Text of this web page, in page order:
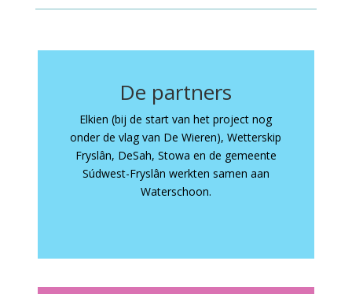
De partners
Elkien (bij de start van het project nog
onder de vlag van De Wieren), Wetterskip
Fryslân, DeSah, Stowa en de gemeente
Súdwest-Fryslân werkten samen aan
Waterschoon.